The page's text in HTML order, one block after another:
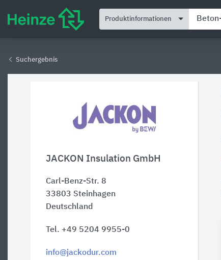
Produktinformationen
Suchergebnis
JACKON Insulation GmbH
Carl-Benz-Str. 8
33803 Steinhagen
Deutschland
Tel. +49 5204 9955-0
info@jackodur.com